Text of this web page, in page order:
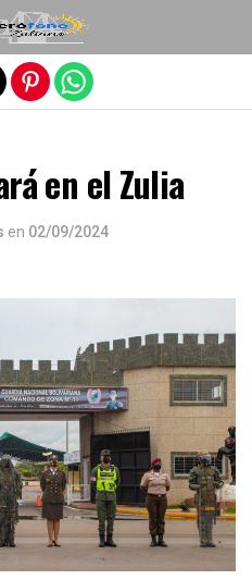
en el Zulia
en 02/09/2024
móvil